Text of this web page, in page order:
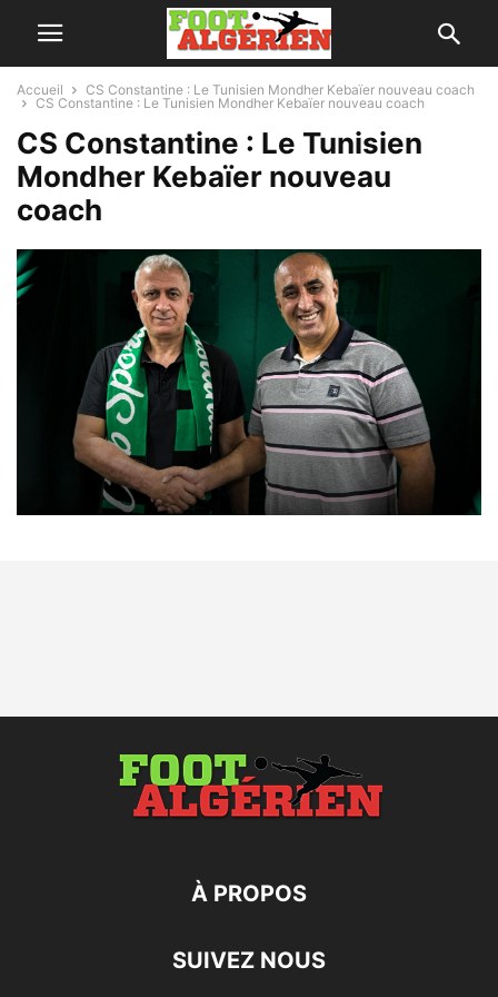
Accueil
CS Constantine : Le Tunisien Mondher Kebaïer nouveau coach
CS Constantine : Le Tunisien Mondher Kebaïer nouveau coach
CS Constantine : Le Tunisien
Mondher Kebaïer nouveau
coach
À PROPOS
SUIVEZ NOUS